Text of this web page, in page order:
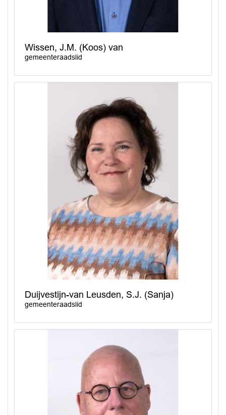
Wissen, J.M. (Koos) van
gemeenteraadslid
Duijvestijn-van Leusden, S.J. (Sanja)
gemeenteraadslid